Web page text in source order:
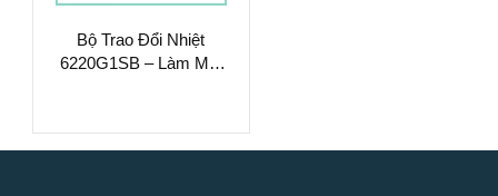
Bộ Trao Đổi Nhiệt
6220G1SB – Làm Mát